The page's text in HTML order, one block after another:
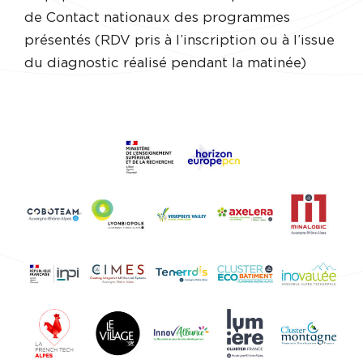
de Contact nationaux des programmes
présentés (RDV pris à l’inscription ou à l’issue
du diagnostic réalisé pendant la matinée)